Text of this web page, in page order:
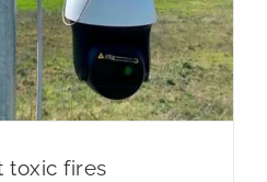
toxic fires